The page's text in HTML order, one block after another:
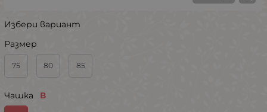
Избери вариант
Размер
75 80 85
Чашка В